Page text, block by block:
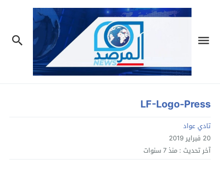
LF-Logo-Press
تادي عواد
20 فبراير 2019
آخر تحديث : منذ 7 سنوات